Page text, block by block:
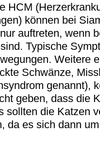
HCM
können bei
auftreten, wenn
Typische
Weitere
Schwänze,
genannt),
geben, dass die
sollten die Katzen
da es sich dann